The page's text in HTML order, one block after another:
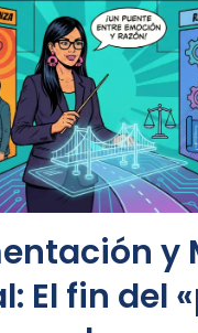
y
El fin del